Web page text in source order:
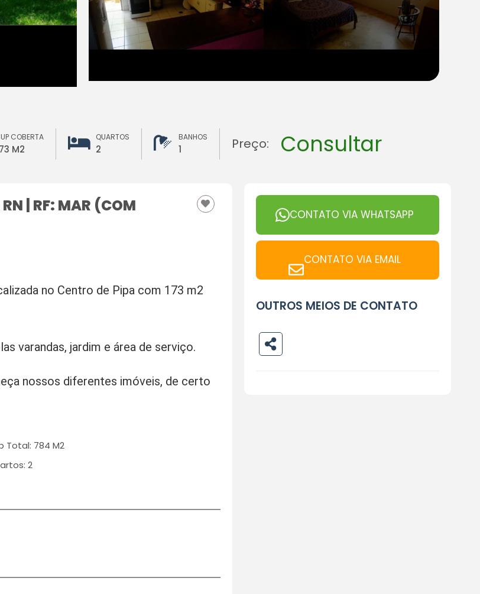
COBERTA
M2
QUARTOS
2
BANHOS
1 Preço: Consultar
| RF: MAR (COM
no Centro de Pipa com 173 m2
varandas, jardim e área de serviço.
nossos diferentes imóveis, de certo
Total: 784 M2
2
CONTATO VIA WHATSAPP
CONTATO VIA EMAIL
OUTROS MEIOS DE CONTATO